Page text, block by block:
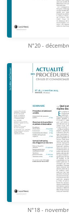
N°20 -
N°18 -